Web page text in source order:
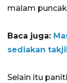
malam
Baca juga:
sediakan
Selain itu